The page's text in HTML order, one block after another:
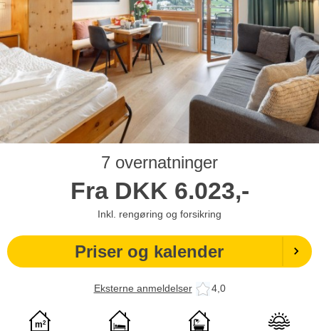
7 overnatninger
Fra DKK 6.023,-
Inkl. rengøring og forsikring
Priser og kalender
Eksterne anmeldelser 4,0